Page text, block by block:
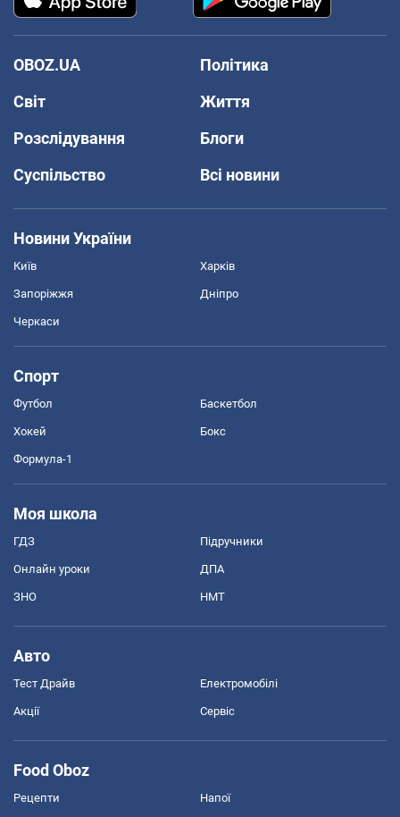
OBOZ.UA
Політика
Світ
Життя
Розслідування
Блоги
Суспільство
Всі новини
Новини України
Київ Харків
Запоріжжя Дніпро
Черкаси
Спорт
Футбол Баскетбол
Хокей Бокс
Формула-1
Моя школа
ГДЗ Підручники
Онлайн уроки ДПА
ЗНО НМТ
Авто
Тест Драйв Електромобілі
Акції Сервіс
Food Oboz
Рецепти Напої